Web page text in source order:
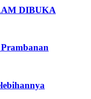
leo.
leo.
leo.
DIBUKA